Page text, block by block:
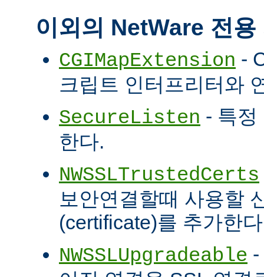
이외의 NetWare 전
CGIMapExtension -
크립트 인터프리터와
SecureListen - 특정
한다.
NWSSLTrustedCerts
보안연결할때 사용할
(certificate)를 추가한
NWSSLUpgradeable